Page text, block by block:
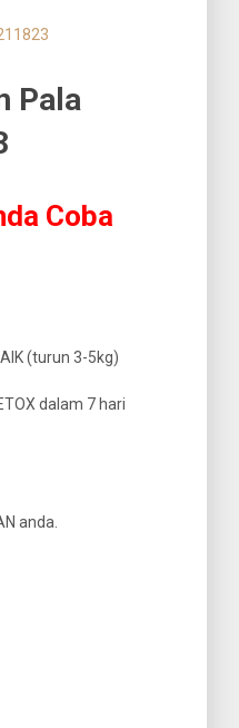
Coba
(turun 3-5kg)
dalam 7 hari
anda.